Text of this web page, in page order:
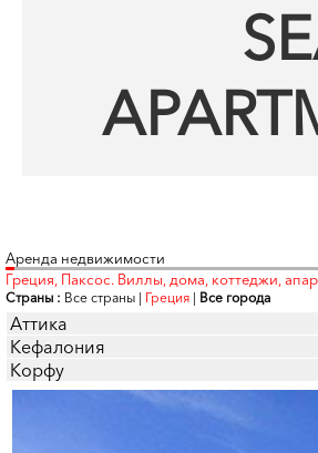
Аренда недвижимости
Греция, Паксос. Виллы, дома, коттеджи,
Страны : Все страны | Греция | Все города
Аттика
Кефалония
Корфу